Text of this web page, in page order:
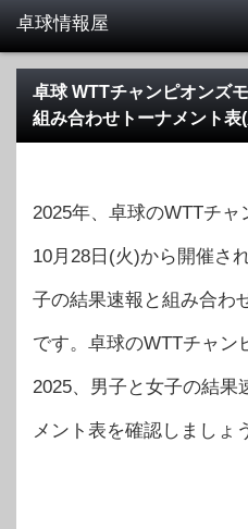
卓球 WTTチャンピオンズ
組み合わせトーナメント
2025年、卓球のWTTチ
10月28日(火)から開催さ
子の結果速報と組み合わ
です。卓球のWTTチャン
2025、男子と女子の結果
メント表を確認しましょ